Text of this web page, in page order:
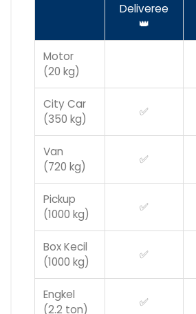
Deliveree
👑
Motor
(20 kg)
City Car
(350 kg)
✅
Van
(720 kg)
✅
Pickup
(1000 kg)
✅
Box Kecil
(1000 kg)
✅
Engkel
(2.2 ton)
✅